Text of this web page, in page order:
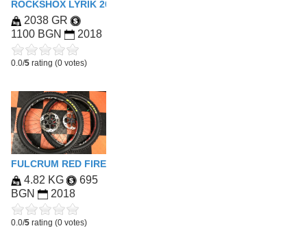
ROCKSHOX LYRIK 2018 180 RC2 27.5
2038 GR
1100 BGN
2018
0.0/5 rating (0 votes)
FULCRUM RED FIRE 500 WHEELSET COMPLETE
4.82 KG
695
BGN
2018
0.0/5 rating (0 votes)